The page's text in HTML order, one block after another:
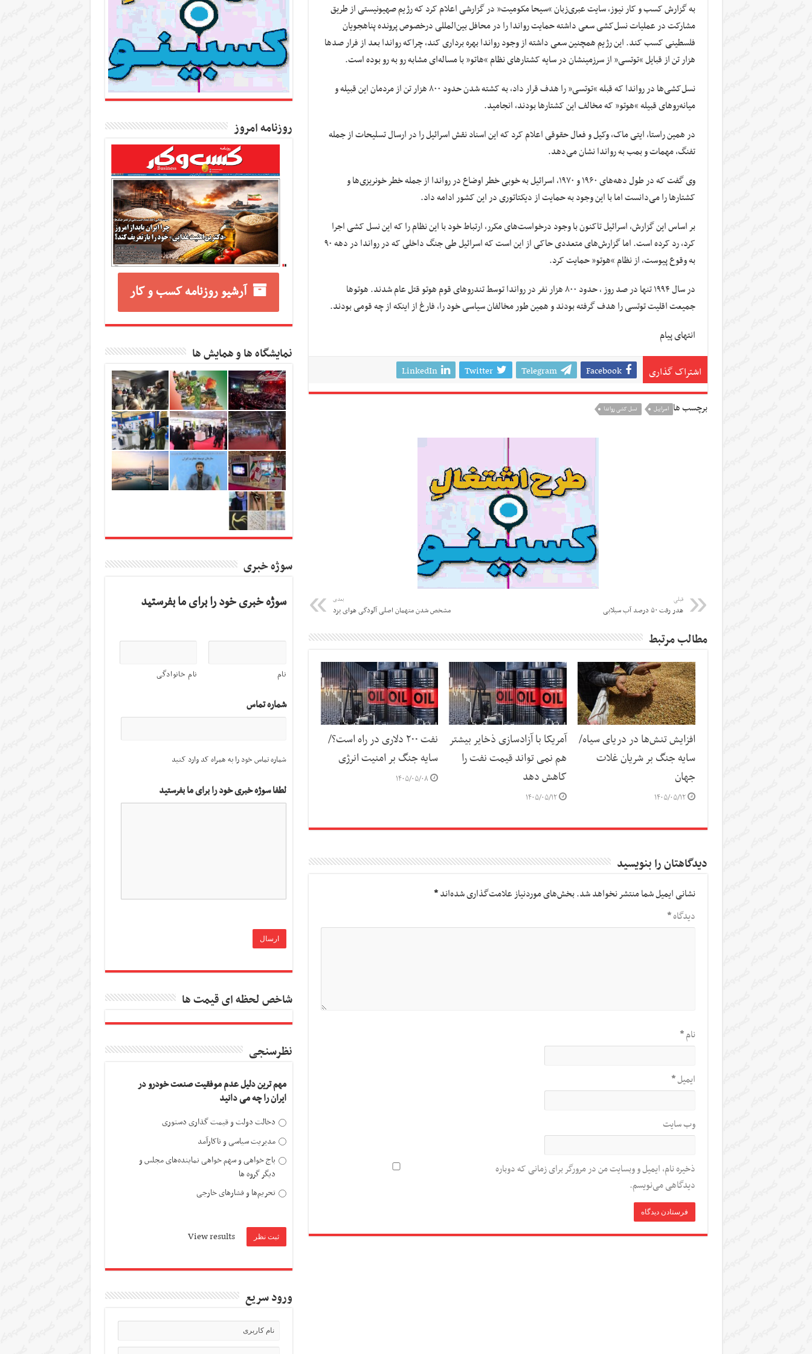
به گزارش کسب و کار نیوز، سایت عبری‌زبان “سیحا مکومیت” در گزارشی اعلام کرد که رژیم صهیونیستی از طریق
مشارکت در عملیات نسل‌کشی سعی داشته حمایت رواندا را در محافل بین‌المللی درخصوص پرونده پناهجویان
فلسطینی کسب کند. این رژیم همچنین سعی داشته از وجود رواندا بهره برداری کند، چراکه رواندا بعد از فرار صدها
هزار تن از قبایل “توتسی” از سرزمینشان در سایه کشتارهای نظام “هاتو” با مساله‌ای مشابه رو به رو بوده است.
نسل‌کشی‌ها در رواندا که قبله “توتسی” را هدف قرار داد، به کشته شدن حدود ۸۰۰ هزار تن از مردمان این قبیله و
میانه‌روهای قبیله “هوتو” که مخالف این کشتارها بودند، انجامید.
در همین راستا، ایتی ماک، وکیل و فعال حقوقی اعلام کرد که این اسناد نقش اسرائیل را در ارسال تسلیحات از جمله
تفنگ، مهمات و بمب به رواندا نشان می‌دهد.
وی گفت که در طول دهه‌های ۱۹۶۰ و ۱۹۷۰، اسرائیل به خوبی خطر اوضاع در رواندا از جمله خطر خونریزی‌ها و
کشتارها را می‌دانست اما با این وجود به حمایت از دیکتاتوری در این کشور ادامه داد.
بر اساس این گزارش، اسرائیل تاکنون با وجود درخواست‌های مکرر، ارتباط خود با این نظام را که این نسل کشی اجرا
کرد، رد کرده است. اما گزارش‌های متعددی حاکی از این است که اسرائیل طی جنگ داخلی که در رواندا در دهه ۹۰
به وقوع پیوست، از نظام “هوتو” حمایت کرد.
در سال ۱۹۹۴ تنها در صد روز ، حدود ۸۰۰ هزار نفر در رواندا توسط تندروهای قوم هوتو قتل عام شدند. هوتوها
جمیعت اقلیت توتسی را هدف گرفته بودند و همین طور مخالفان سیاسی خود را، فارغ از اینکه از چه قومی بودند.
انتهای پیام
اشتراک گذاری Facebook
Telegram
Twitter
LinkedIn
برچسب ها اسراييل نسل کشی رواندا
قبلی
هدر رفت ۵۰ درصد آب سیلابی
بعدی
مشخص شدن متهمان اصلی آلودگی هوای یزد
مطالب مرتبط
افزایش تنش‌ها در دریای سیاه/
سایه جنگ بر شریان غلات
جهان
۱۴۰۵/۰۵/۱۲
آمریکا با آزادسازی ذخایر بیشتر
هم نمی تواند قیمت نفت را
کاهش دهد
۱۴۰۵/۰۵/۱۲
نفت ۲۰۰ دلاری در راه است؟/
سایه جنگ بر امنیت انرژی
۱۴۰۵/۰۵/۰۸
دیدگاهتان را بنویسید
نشانی ایمیل شما منتشر نخواهد شد.بخش‌های موردنیاز علامت‌گذاری شده‌اند*
دیدگاه*
نام*
ایمیل*
وب‌ سایت
ذخیره نام، ایمیل و وبسایت من در مرورگر برای زمانی که دوباره
دیدگاهی می‌نویسم.
روزنامه امروز
آرشیو روزنامه کسب و کار
نمایشگاه ها و همایش ها
سوژه خبری
سوژه خبری خود را برای ما بفرستید
نام نام خانوادگی
شماره تماس
شماره تماس خود را به همراه کد وارد کنید
لطفا سوژه خبری خود را برای ما بفرستید
شاخص لحظه ای قیمت ها
نظرسنجی
مهم ترین دلیل عدم موفقیت صنعت خودرو در
ایران را چه می دانید
دخالت دولت و قیمت گذاری دستوری
مدیریت سیاسی و ناکارآمد
باج خواهی و سهم خواهی نماینده‌های مجلس و
دیگر گروه ها
تحریم‌ها و فشارهای خارجی
View results
ورود سریع